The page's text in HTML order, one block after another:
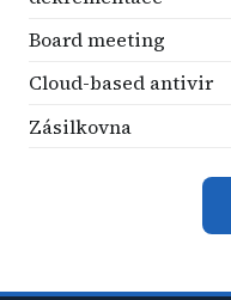
Board meeting
Cloud-based antivir
Zásilkovna